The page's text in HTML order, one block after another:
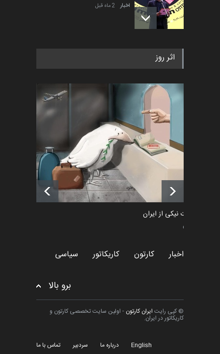
اخبار 2 ماه قبل
به یاد اردوغان باشول (۱۹۳۶–
اخبار 2 ماه قبل
رویداد کارگاهی کارتون و پوستر
«ایران سربلند» به ا…
اخبار 6 ماه قبل
فراخوان رویداد کارگاهی کارتون و
پوستر "ایران سربل…
6 ماه قبل
اثر روز
طراوت نیکی از ایران
سیاسی
اخبار کارتون کاریکاتور سیاسی
برو بالا
© کپی رایت ایران کارتون - اولین سایت تخصصی کارتون و
کاریکاتور در ایران.
English درباره ما سردبیر تماس با ما